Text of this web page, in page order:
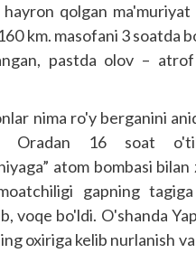
qolgan
km. masofani 3 soatda
pastda olov –
nima ro'y berganini
Oradan 16 soat
atom bombasi
gapning
voqe bo'ldi. O'shanda
oxiriga kelib nurlanish